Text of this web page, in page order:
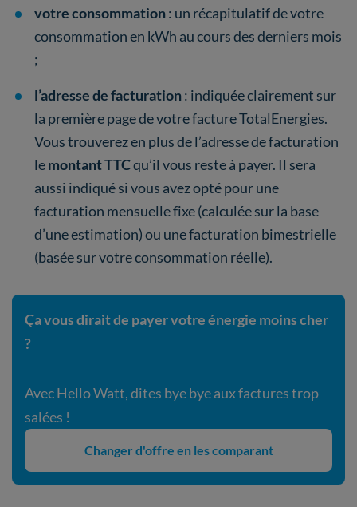
votre consommation: un récapitulatif de votre
consommation en kWh au cours des derniers mois
;
l’adresse de facturation: indiquée clairement sur
la première page de votre facture TotalEnergies.
Vous trouverez en plus de l’adresse de facturation
lemontant TTCqu’il vous reste à payer. Il sera
aussi indiqué si vous avez opté pour une
facturation mensuelle fixe (calculée sur la base
d’une estimation) ou une facturation bimestrielle
(basée sur votre consommation réelle).
Ça vous dirait de payer votre énergie moins cher
?
Avec Hello Watt, dites bye bye aux factures trop
salées !
Changer d'offre en les comparant